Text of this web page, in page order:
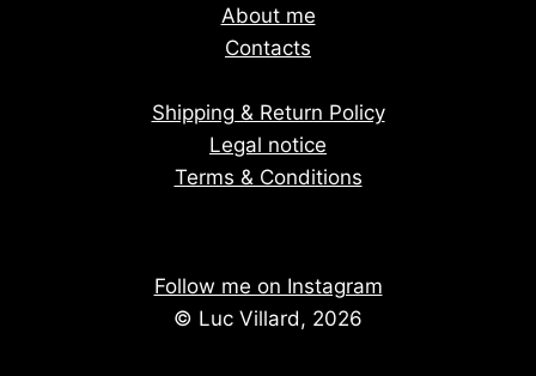
About me
Contacts
Shipping & Return Policy
Legal notice
Terms & Conditions
Follow me on Instagram
© Luc Villard, 2026